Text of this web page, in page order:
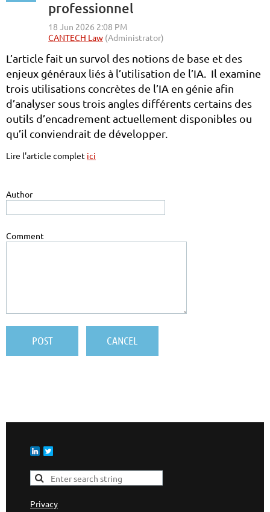
professionnel
L’article fait un survol des notions de base et des
enjeux généraux liés à l’utilisation de l’IA. Il examine
trois utilisations concrètes de l’IA en génie afin
d’analyser sous trois angles différents certains des
outils d’encadrement actuellement disponibles ou
qu’il conviendrait de développer.
Lire l'article complet ici
Author
Comment
Privacy